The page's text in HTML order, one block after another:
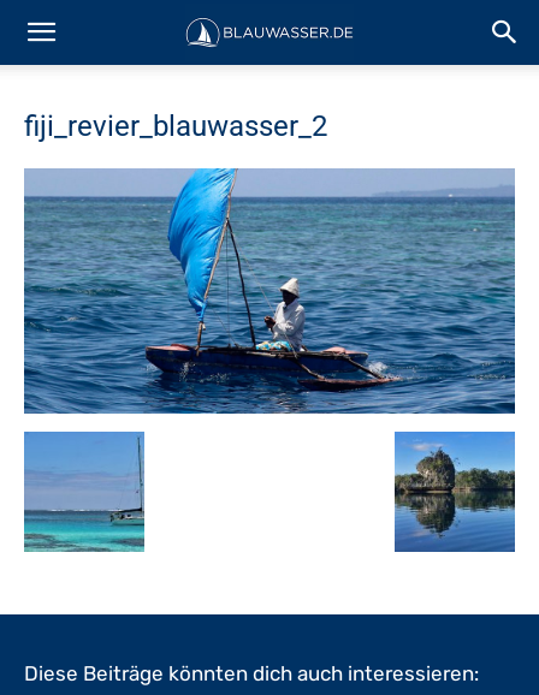
fiji_revier_blauwasser_2
Diese Beiträge könnten dich auch interessieren: